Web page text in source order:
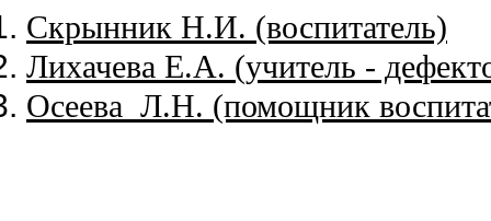
Скрынник Н.И. (воспитатель)
Лихачева Е.А. (учитель -
Осеева Л.Н. (помощник